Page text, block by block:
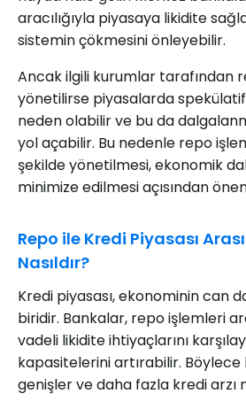
aracılığıyla piyasaya likidite
sistemin çökmesini önleyebilir.
Ancak ilgili kurumlar tarafından
yönetilirse piyasalarda
neden olabilir ve bu da
yol açabilir. Bu nedenle repo
şekilde yönetilmesi, ekonomik
minimize edilmesi açısından
Repo ile Kredi Piyasası
Nasıldır?
Kredi piyasası, ekonominin can
biridir. Bankalar, repo işlemleri
vadeli likidite ihtiyaçlarını
kapasitelerini artırabilir. Böylece
genişler ve daha fazla kredi arzı